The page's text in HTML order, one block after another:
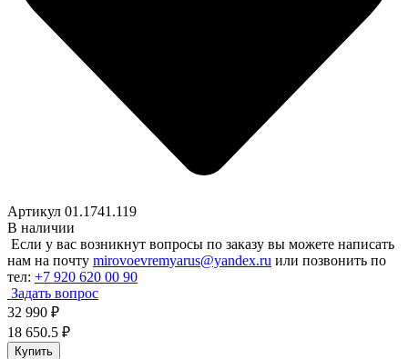
Артикул 01.1741.119
В наличии
Если у вас возникнут вопросы по заказу вы можете написать
нам на почту mirovoevremyarus@yandex.ru или позвонить по
тел: +7 920 620 00 90
Задать вопрос
32 990 ₽
18 650.5 ₽
Купить